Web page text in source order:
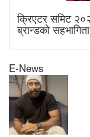
क्रिएटर समिट
ब्रान्डको सहभागिता
E-News